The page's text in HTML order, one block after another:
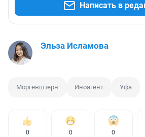
Написать в
Эльза Исламова
Моргенштерн Иноагент Уфа
0 0 0